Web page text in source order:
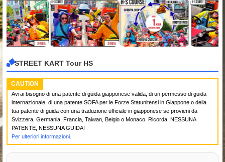
STREET KART Tour HS
CAUTION
Avrai bisogno di una patente di guida giapponese valida, di un permesso di guida
internazionale, di una patente SOFA per le Forze Statunitensi in Giappone o della
tua patente di guida con una traduzione ufficiale in giapponese se provieni da
Svizzera, Germania, Francia, Taiwan, Belgio o Monaco. Ricorda! NESSUNA
PATENTE, NESSUNA GUIDA!
Per ulteriori informazioni.